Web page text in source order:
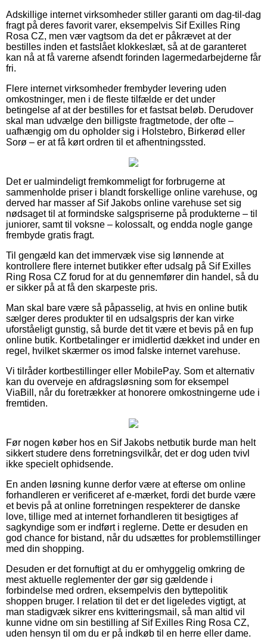
Adskillige internet virksomheder stiller garanti om dag-til-dag
fragt på deres favorit varer, eksempelvis Sif Exilles Ring
Rosa CZ, men vær vagtsom da det er påkrævet at der
bestilles inden et fastslået klokkeslæt, så at de garanteret
kan nå at få varerne afsendt forinden lagermedarbejderne får
fri.
Flere internet virksomheder frembyder levering uden
omkostninger, men i de fleste tilfælde er det under
betingelse af at der bestilles for et fastsat beløb. Derudover
skal man udvælge den billigste fragtmetode, der ofte –
uafhængig om du opholder sig i Holstebro, Birkerød eller
Sorø – er at få kørt ordren til et afhentningssted.
Det er ualmindeligt fremkommeligt for forbrugerne at
sammenholde priser i blandt forskellige online varehuse, og
derved har masser af Sif Jakobs online varehuse set sig
nødsaget til at formindske salgspriserne på produkterne – til
juniorer, samt til voksne – kolossalt, og endda nogle gange
frembyde gratis fragt.
Til gengæld kan det immervæk vise sig lønnende at
kontrollere flere internet butikker efter udsalg på Sif Exilles
Ring Rosa CZ forud for at du gennemfører din handel, så du
er sikker på at få den skarpeste pris.
Man skal bare være så påpasselig, at hvis en online butik
sælger deres produkter til en udsalgspris der kan virke
uforståeligt gunstig, så burde det tit være et bevis på en fup
online butik. Kortbetalinger er imidlertid dækket ind under en
regel, hvilket skærmer os imod falske internet varehuse.
Vi tilråder kortbestillinger eller MobilePay. Som et alternativ
kan du overveje en afdragsløsning som for eksempel
ViaBill, når du foretrækker at honorere omkostningerne ude i
fremtiden.
Før nogen køber hos en Sif Jakobs netbutik burde man helt
sikkert studere dens forretningsvilkår, det er dog uden tvivl
ikke specielt ophidsende.
En anden løsning kunne derfor være at efterse om online
forhandleren er verificeret af e-mærket, fordi det burde være
et bevis på at online forretningen respekterer de danske
love, tillige med at internet forhandleren tit besigtiges af
sagkyndige som er indført i reglerne. Dette er desuden en
god chance for bistand, når du udsættes for problemstillinger
med din shopping.
Desuden er det fornuftigt at du er omhyggelig omkring de
mest aktuelle reglementer der gør sig gældende i
forbindelse med ordren, eksempelvis den byttepolitik
shoppen bruger. I relation til det er det ligeledes vigtigt, at
man stadigvæk sikrer ens kvitteringsmail, så man altid vil
kunne vidne om sin bestilling af Sif Exilles Ring Rosa CZ,
uden hensyn til om du er på indkøb til en herre eller dame.